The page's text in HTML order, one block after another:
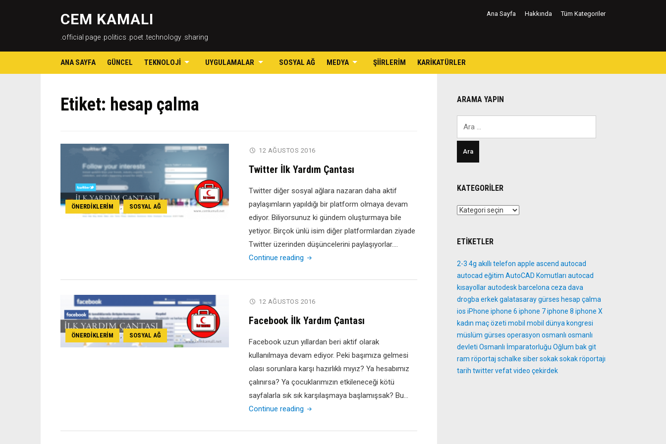
CEM KAMALI
.official page .politics .poet .technology .sharing
Ana Sayfa Hakkında Tüm Kategoriler
ANA SAYFA GÜNCEL TEKNOLOJI UYGULAMALAR SOSYAL AĞ MEDYA ŞIIRLERIM KARIKATÜRLER
Etiket: hesap çalma
ÖNERDIKLERIM , SOSYAL AĞ
12 AĞUSTOS 2016
Twitter İlk Yardım Çantası
Twitter diğer sosyal ağlara nazaran daha aktif
paylaşımların yapıldığı bir platform olmaya devam
ediyor. Biliyorsunuz ki gündem oluşturmaya bile
yetiyor. Birçok ünlü isim diğer platformlardan ziyade
Twitter üzerinden düşüncelerini paylaşıyorlar.…
Continue reading "Twitter
Çantası"
ÖNERDIKLERIM , SOSYAL AĞ
12 AĞUSTOS 2016
Facebook İlk Yardım Çantası
Facebook uzun yıllardan beri aktif olarak
kullanılmaya devam ediyor. Peki başımıza gelmesi
olası sorunlara karşı hazırlıklı mıyız? Ya hesabımız
çalınırsa? Ya çocuklarımızın etkileneceği kötü
sayfalarla sık sık karşılaşmaya başlamışsak? Bu…
Continue reading "Facebook
ARAMA YAPIN
KATEGORILER
Kategoriler
ETIKETLER
2-3 4g akıllı telefon apple ascend autocad
autocad eğitim AutoCAD Komutları autocad
kısayollarautodesk barcelona ceza dava
drogba erkekgalatasaraygürses hesap çalma
ios iPhone iphone 6 iphone 7iphone 8 iphone X
kadın maç özeti mobil mobil dünya kongresi
müslüm gürses operasyon osmanlı osmanlı
devleti Osmanlı İmparatorluğu Oğlum bak git
ram röportaj schalke sibersokaksokak röportajı
tarih twittervefatvideo çekirdek